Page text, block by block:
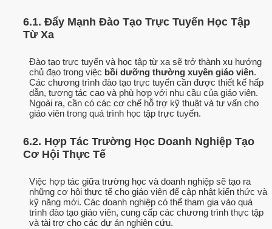
6.1. Đẩy Mạnh Đào Tạo Trực Tuyến Học Tập
Từ Xa
Đào tạo trực tuyến và học tập từ xa sẽ trở thành xu hướng
chủ đạo trong việc bồi dưỡng thường xuyên giáo viên.
Các chương trình đào tạo trực tuyến cần được thiết kế hấp
dẫn, tương tác cao và phù hợp với nhu cầu của giáo viên.
Ngoài ra, cần có các cơ chế hỗ trợ kỹ thuật và tư vấn cho
giáo viên trong quá trình học tập trực tuyến.
6.2. Hợp Tác Trường Học Doanh Nghiệp Tạo
Cơ Hội Thực Tế
Việc hợp tác giữa trường học và doanh nghiệp sẽ tạo ra
những cơ hội thực tế cho giáo viên để cập nhật kiến thức và
kỹ năng mới. Các doanh nghiệp có thể tham gia vào quá
trình đào tạo giáo viên, cung cấp các chương trình thực tập
và tài trợ cho các dự án nghiên cứu.